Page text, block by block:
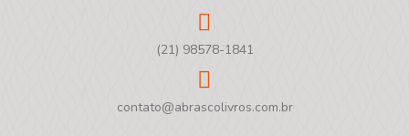
(21) 98578-1841
contato@abrascolivros.com.br